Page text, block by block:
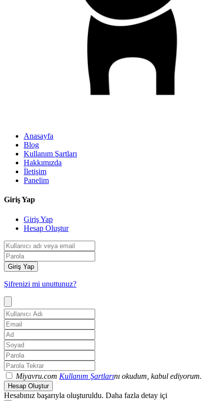
Anasayfa
Blog
Kullanım Şartları
Hakkımızda
İletişim
Panelim
Giriş Yap
Giriş Yap
Hesap Oluştur
Giriş Yap
Şifrenizi mi unuttunuz?
Miyavru.com Kullanım Şartlarını okudum, kabul ediyorum.
Hesap Oluştur
Hesabınız başarıyla oluşturuldu. Daha fazla detay içi